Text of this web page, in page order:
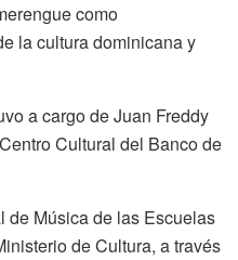
como
la cultura dominicana y
a cargo de Juan Freddy
Cultural del Banco de
de Música de las Escuelas
de Cultura, a través